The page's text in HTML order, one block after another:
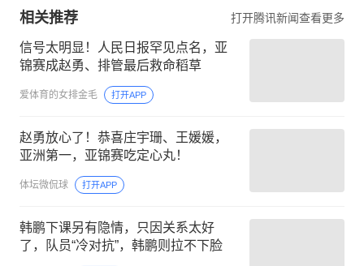
相关推荐 打开腾讯新闻查看更多
信号太明显！人民日报罕见点名，亚
锦赛成赵勇、排管最后救命稻草
爱体育的女排金毛 打开APP
赵勇放心了！恭喜庄宇珊、王媛媛，
亚洲第一，亚锦赛吃定心丸！
体坛微侃球 打开APP
韩鹏下课另有隐情，只因关系太好
了，队员“冷对抗”，韩鹏则拉不下脸